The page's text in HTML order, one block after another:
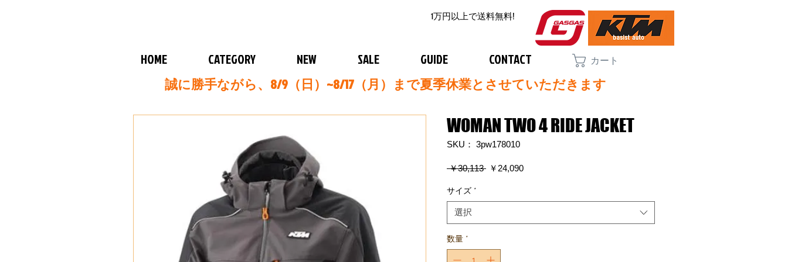
1万円以上で送料無料!
HOME CATEGORY NEW SALE GUIDE CONTACT カート
誠に勝手ながら、8/9（日）~8/17（月）まで夏季休業とさせていただきます
WOMAN TWO 4 RIDE JACKET
SKU： 3pw178010
￥30,113 通
格
￥24,090セ
価
サイズ *
選択
数量 *